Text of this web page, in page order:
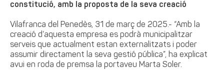
constitució, amb la proposta de la seva creació
Vilafranca del Penedès, 31 de març de 2025.- “Amb la
creació d’aquesta empresa es podrà municipalitzar
serveis que actualment estan externalitzats i poder
assumir directament la seva gestió pública”, ha explicat
avui en roda de premsa la portaveu Marta Soler.